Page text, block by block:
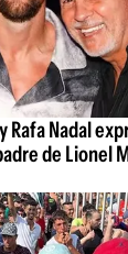
Rafa Nadal
de Lionel